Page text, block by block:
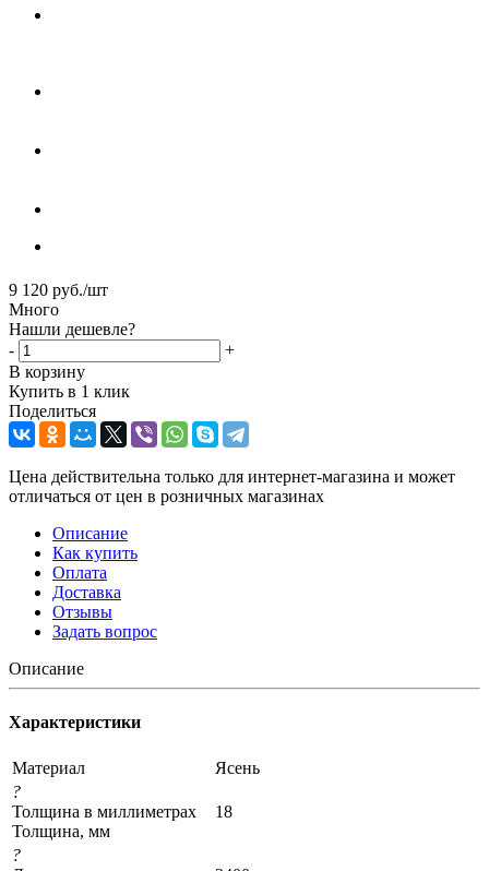
9 120 руб./шт
Много
Нашли дешевле?
-
+
В корзину
Купить в 1 клик
Поделиться
Цена действительна только для интернет-магазина и может
отличаться от цен в розничных магазинах
Описание
Как купить
Оплата
Доставка
Отзывы
Задать вопрос
Описание
Характеристики
Материал
Ясень
?
Толщина в миллиметрах
Толщина, мм
18
?